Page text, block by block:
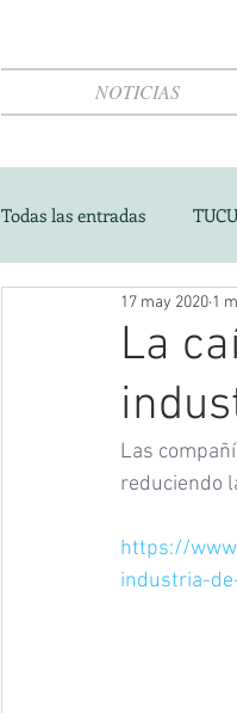
NOTICIAS
Todas las entradas
La
17 may 2020 1
Las
reduciendo
https://
industria-